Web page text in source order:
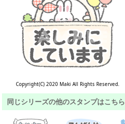
Copyright(C) 2020 Maki All Rights Reserved.
同じシリーズの他のスタンプはこちら